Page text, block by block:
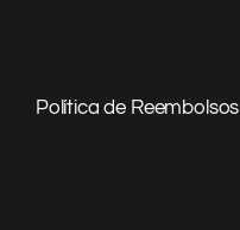
Política de Reembolsos